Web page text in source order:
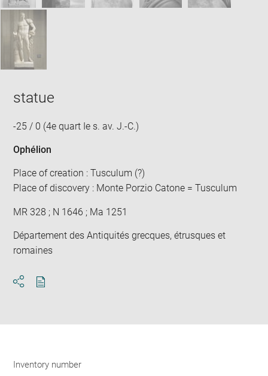
statue
-25 / 0 (4e quart Ie s. av. J.-C.)
Ophélion
Place of creation : Tusculum (?)
Place of discovery : Monte Porzio Catone = Tusculum
MR 328 ; N 1646 ; Ma 1251
Département des Antiquités grecques, étrusques et
romaines
Inventory number